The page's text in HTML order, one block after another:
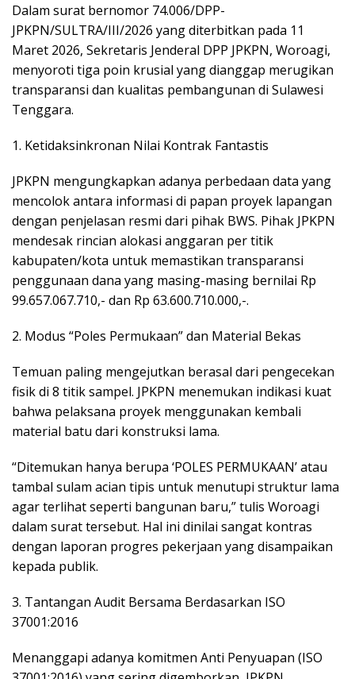
Dalam surat bernomor 74.006/DPP-
JPKPN/SULTRA/III/2026 yang diterbitkan pada 11
Maret 2026, Sekretaris Jenderal DPP JPKPN, Woroagi,
menyoroti tiga poin krusial yang dianggap merugikan
transparansi dan kualitas pembangunan di Sulawesi
Tenggara.
1. Ketidaksinkronan Nilai Kontrak Fantastis
JPKPN mengungkapkan adanya perbedaan data yang
mencolok antara informasi di papan proyek lapangan
dengan penjelasan resmi dari pihak BWS. Pihak JPKPN
mendesak rincian alokasi anggaran per titik
kabupaten/kota untuk memastikan transparansi
penggunaan dana yang masing-masing bernilai Rp
99.657.067.710,- dan Rp 63.600.710.000,-.
2. Modus “Poles Permukaan” dan Material Bekas
Temuan paling mengejutkan berasal dari pengecekan
fisik di 8 titik sampel. JPKPN menemukan indikasi kuat
bahwa pelaksana proyek menggunakan kembali
material batu dari konstruksi lama.
“Ditemukan hanya berupa ‘POLES PERMUKAAN’ atau
tambal sulam acian tipis untuk menutupi struktur lama
agar terlihat seperti bangunan baru,” tulis Woroagi
dalam surat tersebut. Hal ini dinilai sangat kontras
dengan laporan progres pekerjaan yang disampaikan
kepada publik.
3. Tantangan Audit Bersama Berdasarkan ISO
37001:2016
Menanggapi adanya komitmen Anti Penyuapan (ISO